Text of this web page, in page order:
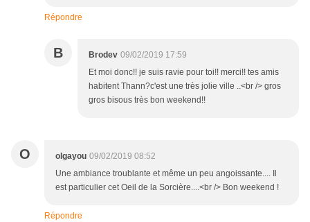
Répondre
B Brodev 09/02/2019 17:59
Et moi donc!! je suis ravie pour toi!! merci!! tes amis
habitent Thann?c'est une très jolie ville ..<br /> gros
gros bisous très bon weekend!!
O olgayou 09/02/2019 08:52
Une ambiance troublante et même un peu angoissante.... Il
est particulier cet Oeil de la Sorcière....<br /> Bon weekend !
Répondre